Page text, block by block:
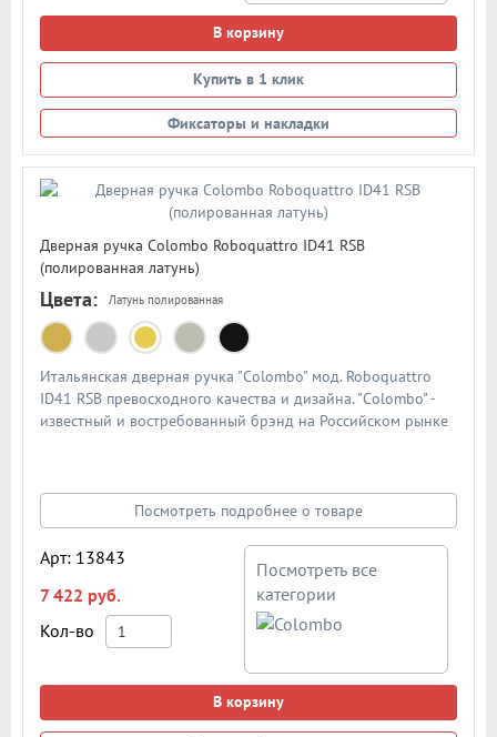
В корзину
Купить в 1 клик
Фиксаторы и накладки
Дверная ручка Colombo Roboquattro ID41 RSB
(полированная латунь)
Цвета: Латунь полированная
Итальянская дверная ручка "Colombo" мод. Roboquattro
ID41 RSB превосходного качества и дизайна. "Colombo" -
известный и востребованный брэнд на Российском рынке
Посмотреть подробнее о товаре
Арт: 13843
7 422 руб.
Кол-во
Посмотреть все
категории
В корзину